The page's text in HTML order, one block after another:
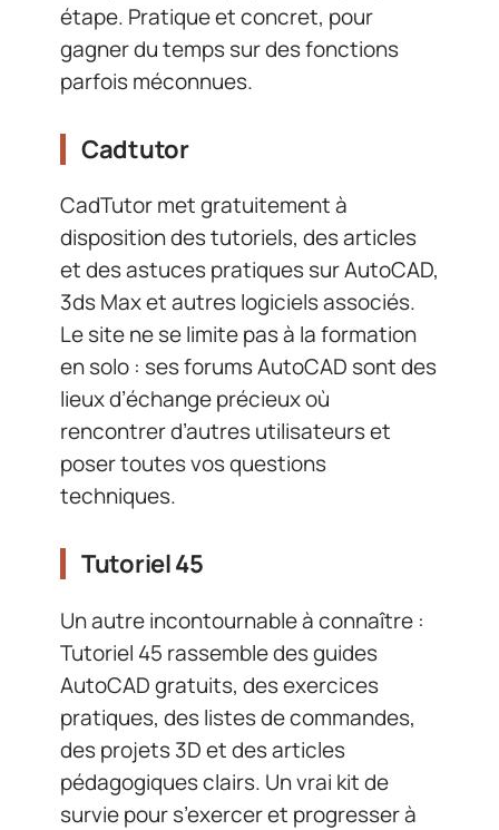
étape. Pratique et concret, pour
gagner du temps sur des fonctions
parfois méconnues.
Cadtutor
CadTutor met gratuitement à
disposition des tutoriels, des articles
et des astuces pratiques sur AutoCAD,
3ds Max et autres logiciels associés.
Le site ne se limite pas à la formation
en solo : ses forums AutoCAD sont des
lieux d’échange précieux où
rencontrer d’autres utilisateurs et
poser toutes vos questions
techniques.
Tutoriel 45
Un autre incontournable à connaître :
Tutoriel 45 rassemble des guides
AutoCAD gratuits, des exercices
pratiques, des listes de commandes,
des projets 3D et des articles
pédagogiques clairs. Un vrai kit de
survie pour s’exercer et progresser à